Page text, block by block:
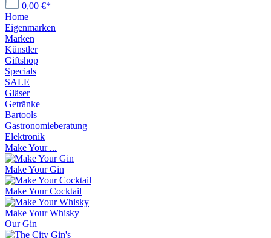
0,00 €*
Home
Eigenmarken
Marken
Künstler
Giftshop
Specials
SALE
Gläser
Getränke
Bartools
Gastronomieberatung
Elektronik
Make Your ...
Make Your Gin
Make Your Cocktail
Make Your Whisky
Our Gin